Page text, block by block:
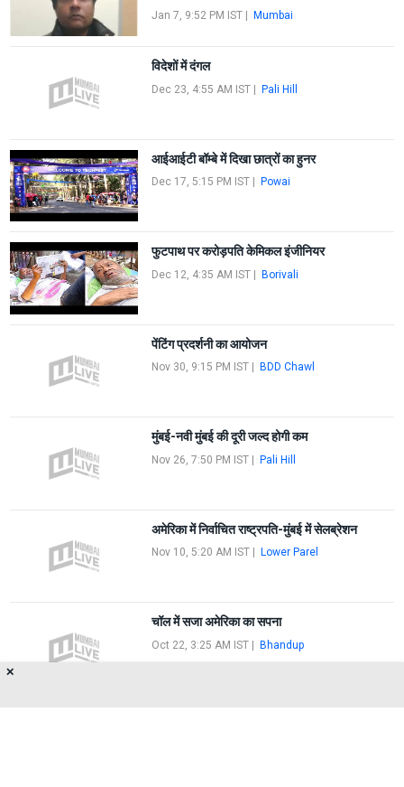
Jan 7, 9:52 PM IST| Mumbai
विदेशों में दंगल
Dec 23, 4:55 AM IST| Pali Hill
आईआईटी बॉम्बे में दिखा छात्रों का हुनर
Dec 17, 5:15 PM IST| Powai
फुटपाथ पर करोड़पति केमिकल इंजीनियर
Dec 12, 4:35 AM IST| Borivali
पेंटिंग प्रदर्शनी का आयोजन
Nov 30, 9:15 PM IST| BDD Chawl
मुंबई-नवी मुंबई की दूरी जल्द होगी कम
Nov 26, 7:50 PM IST| Pali Hill
अमेरिका में निर्वाचित राष्ट्रपति-मुंबई में सेलब्रेशन
Nov 10, 5:20 AM IST| Lower Parel
चॉल में सजा अमेरिका का सपना
Oct 22, 3:25 AM IST| Bhandup
✕